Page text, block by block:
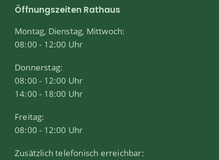
Öffnungszeiten Rathaus
Montag, Dienstag, Mittwoch:
08:00 - 12:00 Uhr
Donnerstag:
08:00 - 12:00 Uhr
14:00 - 18:00 Uhr
Freitag:
08:00 - 12:00 Uhr
Zusätzlich telefonisch erreichbar: